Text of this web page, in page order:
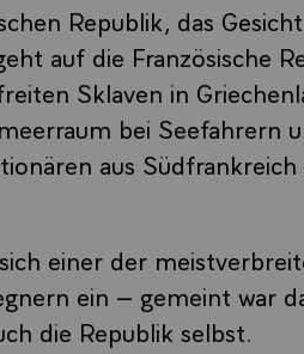
Republik, das
auf die Französische
Sklaven in
bei Seefahrern
aus
einer der
ein – gemeint war
die Republik selbst.